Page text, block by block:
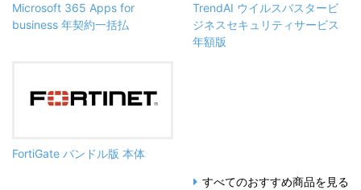
Microsoft 365 Apps for
business 年契約一括払
TrendAI ウイルスバスタービ
ジネスセキュリティサービス
年額版
FortiGate バンドル版 本体
すべてのおすすめ商品を見る